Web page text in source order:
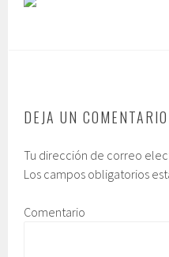
DEJA UN COMENTARIO
Tu dirección de correo
Los campos obligatorios
Comentario